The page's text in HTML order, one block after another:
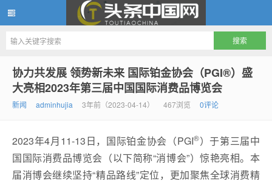
头条中国网
协力共发展 领势新未来 国际铂金协会（PGI®）盛
大亮相2023年第三届中国国际消费品博览会
新闻 adminhujia 3年前（2023-04-14） 467浏览 0评论
2023年4月11-13日，国际铂金协会（PGI®）于第三届中
国国际消费品博览会（以下简称“消博会”）惊艳亮相。本
届消博会继续坚持“精品路线”定位，更加聚焦全球消费精